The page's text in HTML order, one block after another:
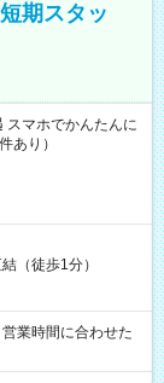
期スタッ
マホでかんたんに
あり）
（徒歩1分）